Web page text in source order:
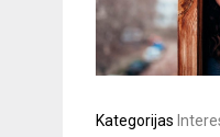
Kategorijas